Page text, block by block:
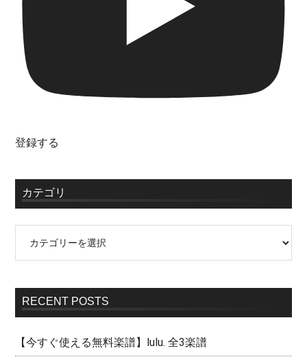
登録する
カテゴリ
RECENT POSTS
【今すぐ使える無料楽譜】lulu. 全3楽譜